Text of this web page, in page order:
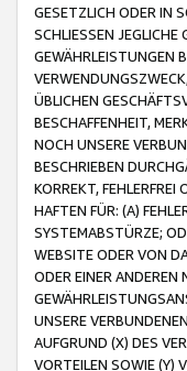
GESETZLICH ODER IN
SCHLIESSEN
GEWÄHRLEISTUNGEN
ÜBLICHEN
BESCHAFFENHEIT,
NOCH UNSERE
BESCHRIEBEN
KORREKT,
HAFTEN FÜR: (A)
SYSTEMABSTÜRZE;
WEBSITE ODER VON
ODER EINER ANDEREN
UNSERE
AUFGRUND (X) DES
VORTEILEN SOWIE (Y)